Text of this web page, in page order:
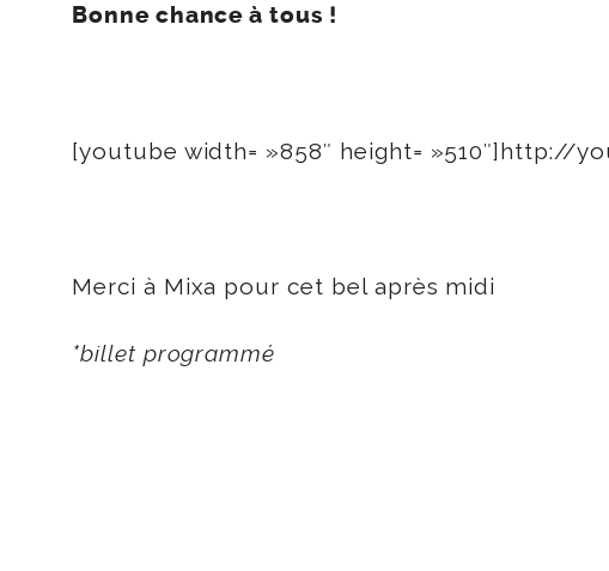
Bonne chance à tous !
[youtube width= »858″ height= »510″]http://
Merci à Mixa pour cet bel après midi
*billet programmé